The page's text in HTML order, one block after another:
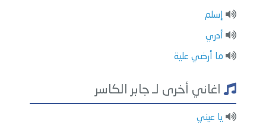
إسلم
أدري
ما أرضي علية
اغاني أخرى لـ جابر الكاسر
يا عيني